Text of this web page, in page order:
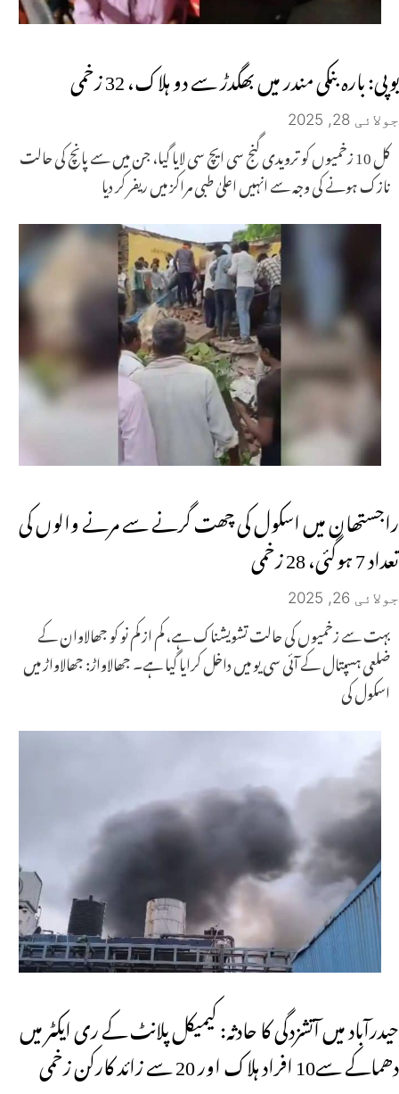
یوپی: بارہ بنکی مندر میں بھگدڑ سے دو ہلاک، 32 زخمی
جولائی 28, 2025
کل 10 زخمیوں کو ترویدی گنج سی ایچ سی لایا گیا، جن میں سے پانچ کی حالت
نازک ہونے کی وجہ سے انہیں اعلیٰ طبی مراکز میں ریفر کر دیا
راجستھان میں اسکول کی چھت گرنے سے مرنے والوں کی
تعداد 7 ہوگئی، 28 زخمی
جولائی 26, 2025
بہت سے زخمیوں کی حالت تشویشناک ہے، کم از کم نو کو جھالاوان کے
ضلعی ہسپتال کے آئی سی یو میں داخل کرایا گیا ہے۔ جھالاواڑ: جھالاواڑ میں
اسکول کی
حیدرآباد میں آتشزدگی کا حادثہ: کیمیکل پلانٹ کے ری ایکٹر میں
دھماکے سے10 افراد ہلاک اور 20 سے زائد کارکن زخمی